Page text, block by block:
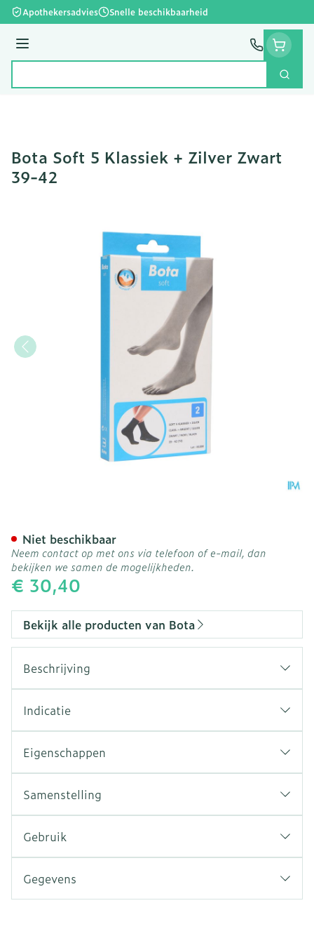
Ga naar de inhoud
Apothekersadvies Snelle beschikbaarheid
Menu
Zoek
Bota Soft 5 Klassiek + Zilver Zwart
39-42
€ 30,40
Niet beschikbaar
Neem contact op met ons via telefoon of e-mail, dan
bekijken we samen de mogelijkheden.
Bekijk alle producten van Bota
Beschrijving
Indicatie
Eigenschappen
Samenstelling
Gebruik
Gegevens